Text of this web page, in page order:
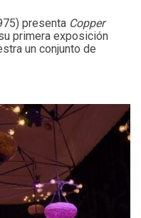
presenta Copper
primera exposición
un conjunto de